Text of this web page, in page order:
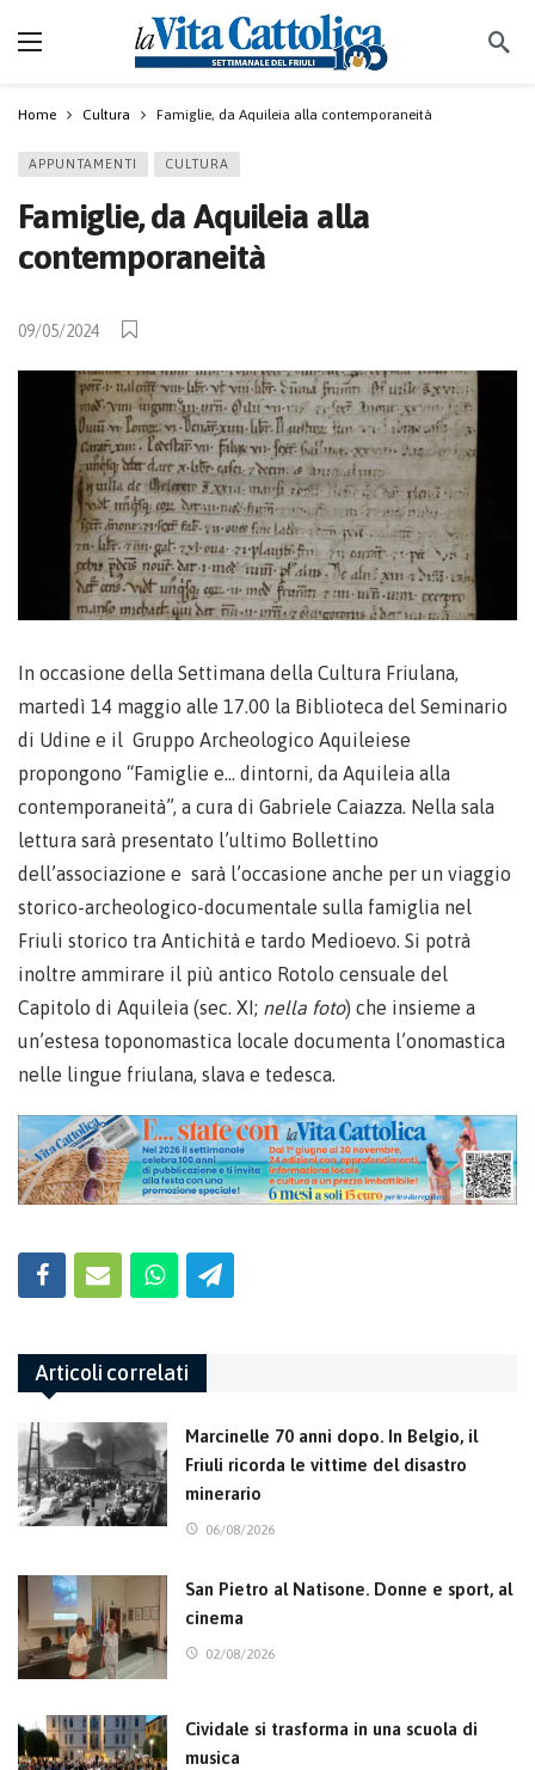
Home Cultura Famiglie, da Aquileia alla contemporaneità
APPUNTAMENTI CULTURA
Famiglie, da Aquileia alla
contemporaneità
09/05/2024
In occasione della Settimana della Cultura Friulana,
martedì 14 maggio alle 17.00 la Biblioteca del Seminario
di Udine e il Gruppo Archeologico Aquileiese
propongono “Famiglie e… dintorni, da Aquileia alla
contemporaneità”, a cura di Gabriele Caiazza. Nella sala
lettura sarà presentato l’ultimo Bollettino
dell’associazione e sarà l’occasione anche per un viaggio
storico-archeologico-documentale sulla famiglia nel
Friuli storico tra Antichità e tardo Medioevo. Si potrà
inoltre ammirare il più antico Rotolo censuale del
Capitolo di Aquileia (sec. XI; nella foto) che insieme a
un’estesa toponomastica locale documenta l’onomastica
nelle lingue friulana, slava e tedesca.
Articoli correlati
Marcinelle 70 anni dopo. In Belgio, il
Friuli ricorda le vittime del disastro
minerario
06/08/2026
San Pietro al Natisone. Donne e sport, al
cinema
02/08/2026
Cividale si trasforma in una scuola di
musica